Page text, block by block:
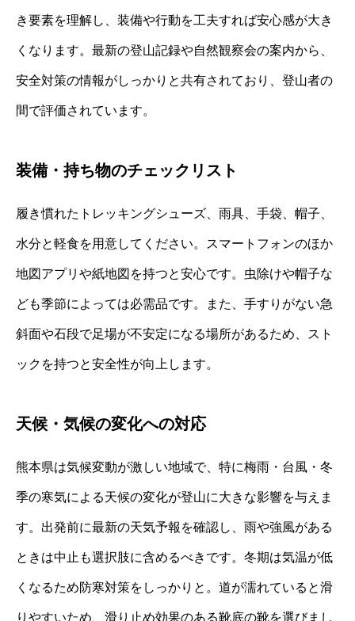
き要素を理解し、装備や行動を工夫すれば安心感が大き
くなります。最新の登山記録や自然観察会の案内から、
安全対策の情報がしっかりと共有されており、登山者の
間で評価されています。
装備・持ち物のチェックリスト
履き慣れたトレッキングシューズ、雨具、手袋、帽子、
水分と軽食を用意してください。スマートフォンのほか
地図アプリや紙地図を持つと安心です。虫除けや帽子な
ども季節によっては必需品です。また、手すりがない急
斜面や石段で足場が不安定になる場所があるため、スト
ックを持つと安全性が向上します。
天候・気候の変化への対応
熊本県は気候変動が激しい地域で、特に梅雨・台風・冬
季の寒気による天候の変化が登山に大きな影響を与えま
す。出発前に最新の天気予報を確認し、雨や強風がある
ときは中止も選択肢に含めるべきです。冬期は気温が低
くなるため防寒対策をしっかりと。道が濡れていると滑
りやすいため、滑り止め効果のある靴底の靴を選びまし